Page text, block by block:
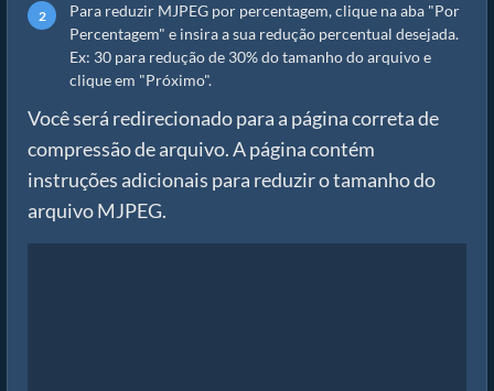
Para reduzir MJPEG por percentagem, clique na aba "Por
Percentagem" e insira a sua redução percentual desejada.
Ex: 30 para redução de 30% do tamanho do arquivo e
clique em "Próximo".
Você será redirecionado para a página correta de
compressão de arquivo. A página contém
instruções adicionais para reduzir o tamanho do
arquivo MJPEG.